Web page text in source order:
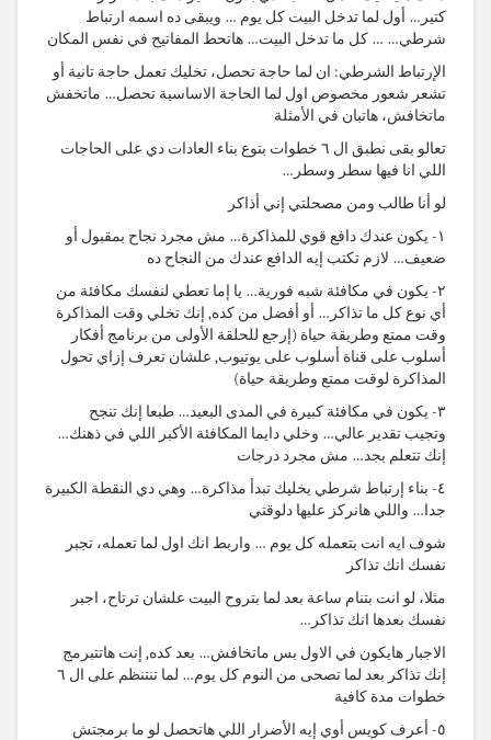
كتير… أول لما تدخل البيت كل يوم … ويبقى ده اسمه ارتباط
شرطي… … كل ما تدخل البيت… هاتحط المفاتيح في نفس المكان
الإرتباط الشرطي: ان لما حاجة تحصل، تخليك تعمل حاجة تانية أو
تشعر شعور مخصوص اول لما الحاجة الاساسية تحصل… ماتخفش
ماتخافش، هاتبان في الأمثلة
تعالو بقى نطبق ال ٦ خطوات بتوع بناء العادات دي على الحاجات
اللي انا فيها سطر وسطر…
لو أنا طالب ومن مصحلتي إني أذاكر
١- يكون عندك دافع قوي للمذاكرة… مش مجرد نجاح بمقبول أو
ضعيف… لازم تكتب إيه الدافع عندك من النجاح ده
٢- يكون في مكافئة شبه فورية… يا إما تعطي لنفسك مكافئة من
أي نوع كل ما تذاكر… أو أفضل من كده, إنك تخلي وقت المذاكرة
وقت ممتع وطريقة حياة (إرجع للحلقة الأولى من برنامج أفكار
أسلوب على قناة أسلوب على يوتيوب, علشان تعرف إزاي تحول
المذاكرة لوقت ممتع وطريقة حياة)
٣- يكون في مكافئة كبيرة في المدى البعيد… طبعا إنك تنجح
وتجيب تقدير عالي… وخلي دايما المكافئة الأكبر اللي في ذهنك…
إنك تتعلم بجد… مش مجرد درجات
٤- بناء إرتباط شرطي يخليك تبدأ مذاكرة… وهي دي النقطة الكبيرة
جدا… واللي هانركز عليها دلوقتي
شوف ايه انت بتعمله كل يوم … واربط انك اول لما تعمله، تجبر
نفسك انك تذاكر
مثلا، لو انت بتنام ساعة بعد لما بتروح البيت علشان ترتاح، اجبر
نفسك بعدها انك تذاكر…
الاجبار هايكون في الاول بس ماتخافش… بعد كده, إنت هاتتبرمج
إنك تذاكر بعد لما تصحى من النوم كل يوم… لما تنتنظم على ال ٦
خطوات مدة كافية
٥- أعرف كويس أوي إيه الأضرار اللي هاتحصل لو ما برمجتش